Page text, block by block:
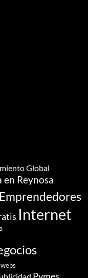
Global
en Reynosa
Emprendedores
Internet